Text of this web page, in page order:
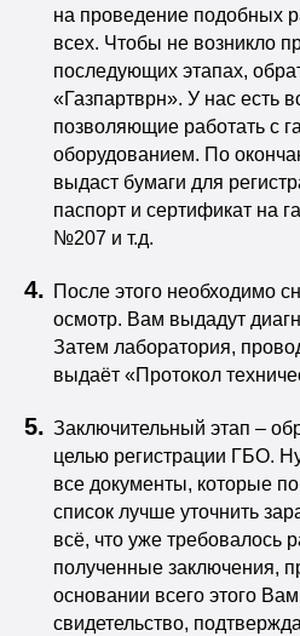
на проведение подобных
всех. Чтобы не возникло
последующих этапах,
«Газпартврн». У нас есть
позволяющие работать с
оборудованием. По
выдаст бумаги для
паспорт и сертификат на
№207 и т.д.
После этого необходимо
осмотр. Вам выдадут
Затем лаборатория,
выдаёт «Протокол
Заключительный этап –
целью регистрации ГБО.
все документы, которые
список лучше уточнить
всё, что уже требовалось
полученные заключения,
основании всего этого
свидетельство,